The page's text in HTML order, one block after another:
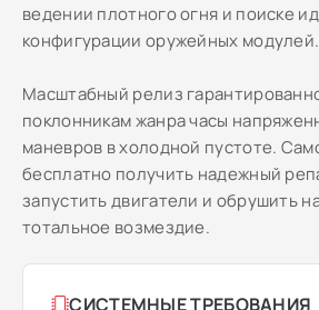
ведении плотного огня и поиске
конфигурации оружейных модулей.
Масштабный релиз
поклонникам жанра часы
маневров в холодной пустоте.
бесплатно получить надежный
запустить двигатели и обрушить
тотальное возмездие.
СИСТЕМНЫЕ ТРЕБОВАНИЯ